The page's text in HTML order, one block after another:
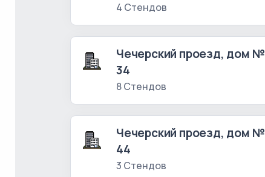
4 Стендов
Чечерский проезд, дом №
34
8 Стендов
Чечерский проезд, дом №
44
3 Стендов